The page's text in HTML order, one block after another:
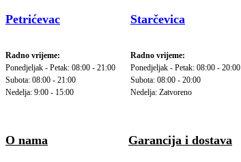
Petrićevac
Radno vrijeme:
Ponedjeljak - Petak: 08:00 - 21:00
Subota: 08:00 - 21:00
Nedelja: 9:00 - 15:00
Starčevica
Radno vrijeme:
Ponedjeljak - Petak: 08:00 - 20:00
Subota: 08:00 - 20:00
Nedelja: Zatvoreno
O nama Garancija i dostava